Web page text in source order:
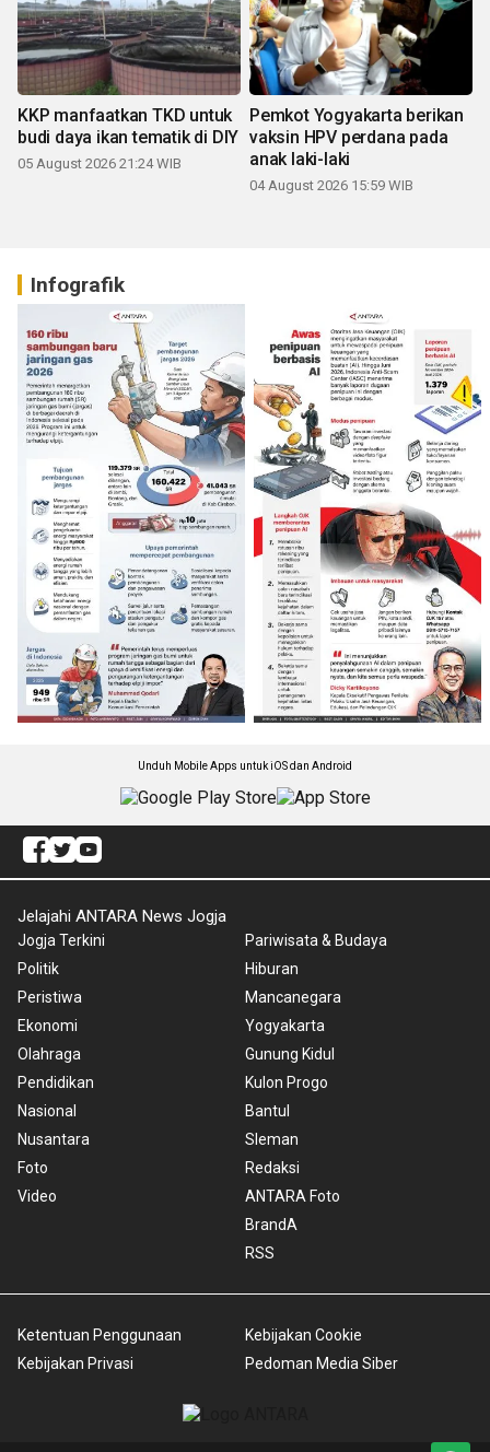
KKP manfaatkan TKD untuk
budi daya ikan tematik di DIY
05 August 2026 21:24 WIB
Pemkot Yogyakarta berikan
vaksin HPV perdana pada
anak laki-laki
04 August 2026 15:59 WIB
Infografik
Unduh Mobile Apps untuk iOS dan Android
Jelajahi ANTARA News Jogja
Jogja Terkini
Politik
Peristiwa
Ekonomi
Olahraga
Pendidikan
Nasional
Nusantara
Foto
Video
Pariwisata & Budaya
Hiburan
Mancanegara
Yogyakarta
Gunung Kidul
Kulon Progo
Bantul
Sleman
Redaksi
ANTARA Foto
BrandA
RSS
Ketentuan Penggunaan
Kebijakan Privasi
Kebijakan Cookie
Pedoman Media Siber